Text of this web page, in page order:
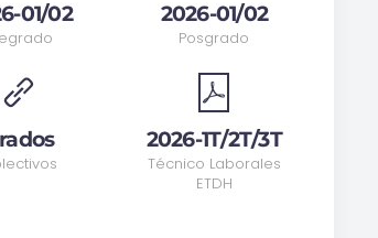
01/02 2026-01/02
Posgrado
2026-1T/2T/3T
Técnico Laborales
ETDH